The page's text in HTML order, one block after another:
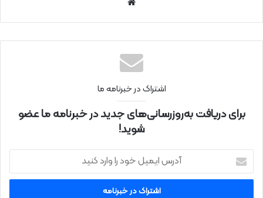
نتی
اشتراک در خبرنامه ما
برای دریافت به‌روزرسانی‌های جدید در خبرنامه ما عضو
شوید!
ر